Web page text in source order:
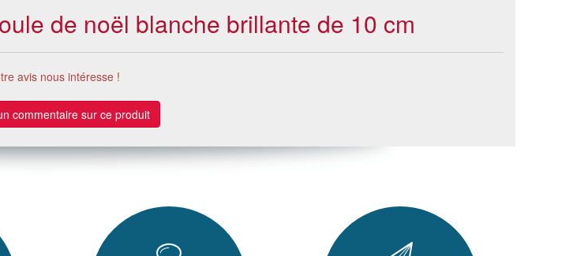
de noël blanche brillante de 10 cm
avis nous intéresse !
commentaire sur ce produit